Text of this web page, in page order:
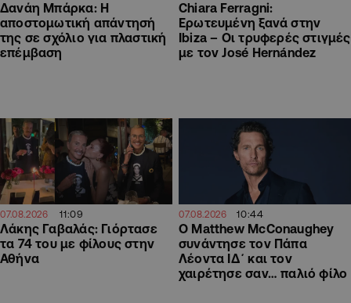
Δανάη Μπάρκα: Η
αποστομωτική απάντησή
της σε σχόλιο για πλαστική
επέμβαση
Chiara Ferragni:
Ερωτευμένη ξανά στην
Ibiza – Οι τρυφερές στιγμές
με τον José Hernández
07.08.2026 11:09
Λάκης Γαβαλάς: Γιόρτασε
τα 74 του με φίλους στην
Αθήνα
07.08.2026 10:44
Ο Matthew McConaughey
συνάντησε τον Πάπα
Λέοντα ΙΔ΄ και τον
χαιρέτησε σαν… παλιό φίλο